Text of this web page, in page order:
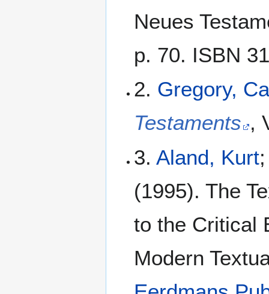
Neues
p. 70. ISBN
2. Gregory,
Testaments ,
3. Aland, Kurt
(1995). The
to the Critical
Modern